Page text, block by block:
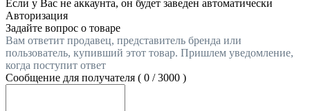
Если у Вас не аккаунта, он будет заведен автоматически
Авторизация
Задайте вопрос о товаре
Вам ответит продавец, представитель бренда или
пользователь, купивший этот товар. Пришлем уведомление,
когда поступит ответ
Сообщение для получателя ( 0 /3000 )